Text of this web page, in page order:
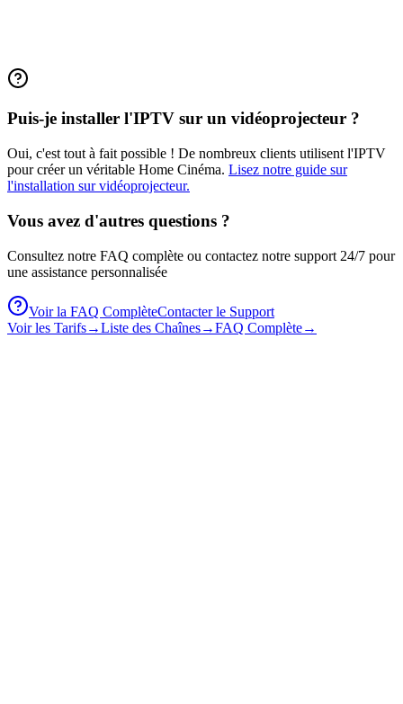
Puis-je installer l'IPTV sur un vidéoprojecteur ?
Oui, c'est tout à fait possible ! De nombreux clients utilisent l'IPTV
pour créer un véritable Home Cinéma. Lisez notre guide sur
l'installation sur vidéoprojecteur.
Vous avez d'autres questions ?
Consultez notre FAQ complète ou contactez notre support 24/7 pour
une assistance personnalisée
Voir la FAQ ComplèteContacter le Support
Voir les Tarifs→Liste des Chaînes→FAQ Complète→